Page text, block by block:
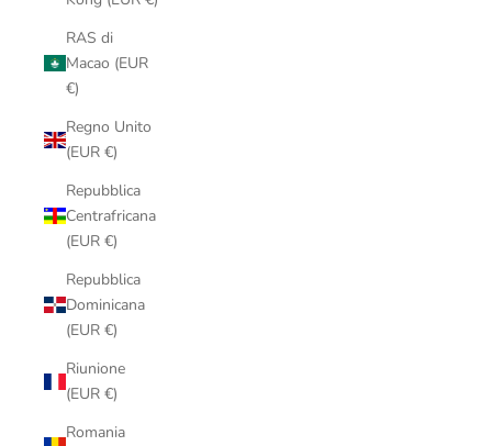
RAS di
Macao (EUR
€)
Regno Unito
(EUR €)
Repubblica
Centrafricana
(EUR €)
Repubblica
Dominicana
(EUR €)
Riunione
(EUR €)
Romania